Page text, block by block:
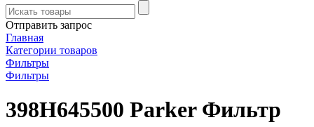
Отправить запрос
Главная
Категории товаров
Фильтры
Фильтры
398H645500 Parker Фильтр